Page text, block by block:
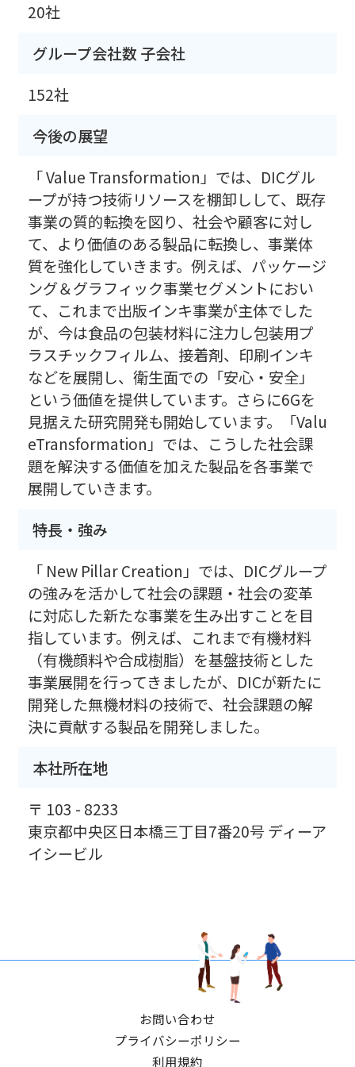
20社
グループ会社数 子会社
152社
今後の展望
「 Value Transformation」では、DICグル
ープが持つ技術リソースを棚卸しして、既存
事業の質的転換を図り、社会や顧客に対し
て、より価値のある製品に転換し、事業体
質を強化していきます。例えば、パッケージ
ング＆グラフィック事業セグメントにおい
て、これまで出版インキ事業が主体でした
が、今は食品の包装材料に注力し包装用プ
ラスチックフィルム、接着剤、印刷インキ
などを展開し、衛生面での「安心・安全」
という価値を提供しています。さらに6Gを
見据えた研究開発も開始しています。「Valu
eTransformation」では、こうした社会課
題を解決する価値を加えた製品を各事業で
展開していきます。
特長・強み
「 New Pillar Creation」では、DICグループ
の強みを活かして社会の課題・社会の変革
に対応した新たな事業を生み出すことを目
指しています。例えば、これまで有機材料
（有機顔料や合成樹脂）を基盤技術とした
事業展開を行ってきましたが、DICが新たに
開発した無機材料の技術で、社会課題の解
決に貢献する製品を開発しました。
本社所在地
〒 103 - 8233
東京都中央区日本橋三丁目7番20号 ディーア
イシービル
お問い合わせ
プライバシーポリシー
利用規約